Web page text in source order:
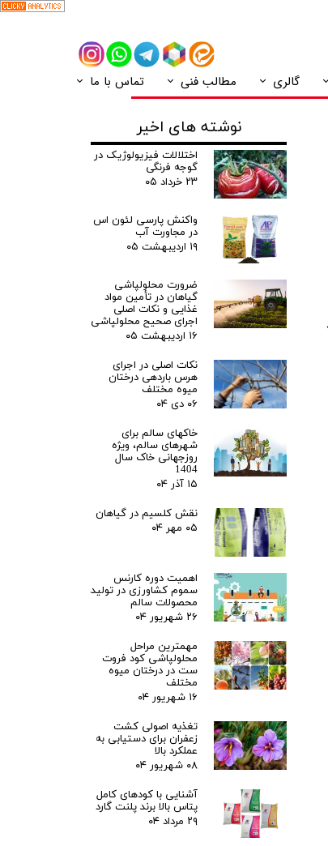
گالری مطالب فنی تماس با ما
نوشته های اخیر
اختلالات فیزیولوژیک در
گوجه فرنگی
۲۳ خرداد ۰۵
واکنش پارسی لئون اس
در مجاورت آب
۱۹ اردیبهشت ۰۵
ضرورت محلولپاشی
گیاهان در تأمین مواد
غذایی و نکات اصلی
اجرای صحیح محلولپاشی
۱۶ اردیبهشت ۰۵
نکات اصلی در اجرای
هرس باردهی درختان
میوه مختلف
۰۶ دی ۰۴
خاکهای سالم برای
شهرهای سالم، ویژه
روزجهانی خاک سال
1404
۱۵ آذر ۰۴
نقش کلسیم در گیاهان
۰۵ مهر ۰۴
اهمیت دوره کارنس
سموم کشاورزی در تولید
محصولات سالم
۲۶ شهریور ۰۴
مهمترین مراحل
محلولپاشی کود فروت
ست در درختان میوه
مختلف
۱۶ شهریور ۰۴
تغذیه اصولی کشت
زعفران برای دستیابی به
عملکرد بالا
۰۸ شهریور ۰۴
آشنایی با کودهای کامل
پتاس بالا برند پلنت گارد
۲۹ مرداد ۰۴